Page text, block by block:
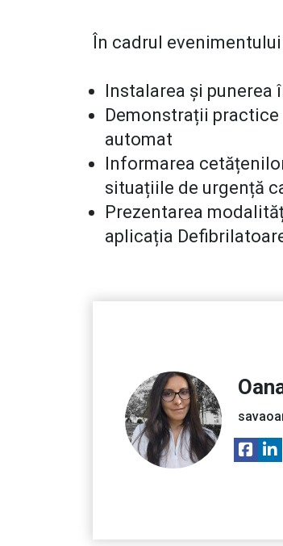
În cadrul
Instalarea și
Demonstrații
automat
Informarea
situațiile de urgență
Prezentarea
aplicația